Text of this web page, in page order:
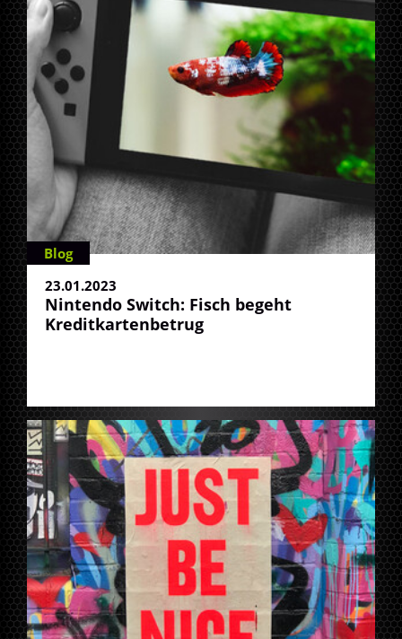
Blog
23.01.2023
Nintendo Switch: Fisch begeht
Kreditkartenbetrug